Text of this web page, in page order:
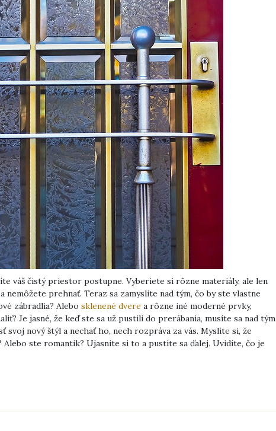
váš čistý priestor postupne. Vyberiete si rôzne materiály, ale len
prehnať. Teraz sa zamyslite nad tým, čo by ste vlastne
zábradlia? Alebo sklenené dvere a rôzne iné moderné prvky,
Je jasné, že keď ste sa už pustili do prerábania, musíte sa nad tým
svoj nový štýl a nechať ho, nech rozpráva za vás. Myslíte si, že
ste romantik? Ujasnite si to a pustite sa ďalej. Uvidíte, čo je